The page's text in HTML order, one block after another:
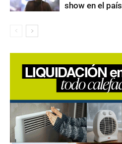
show en el país